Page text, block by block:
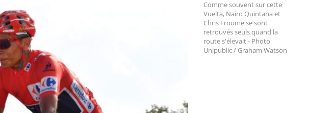
Comme souvent sur cette
Vuelta, Nairo Quintana et
Chris Froome se sont
retrouvés seuls quand la
route s'élevait - Photo
Unipublic / Graham Watson